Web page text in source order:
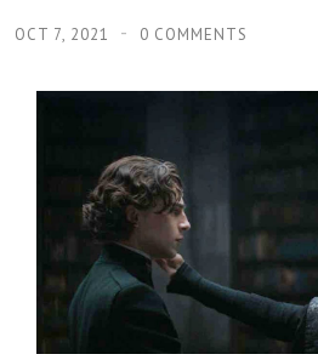
OCT 7, 2021 0 COMMENTS